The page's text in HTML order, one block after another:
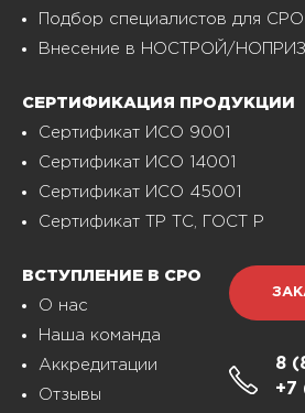
Подбор специалистов для СРО
Внесение в НОСТРОЙ/НОПРИЗ
СЕРТИФИКАЦИЯ ПРОДУКЦИИ
Сертификат ИСО 9001
Сертификат ИСО 14001
Сертификат ИСО 45001
Сертификат ТР ТС, ГОСТ Р
ВСТУПЛЕНИЕ В СРО
О нас
Наша команда
Аккредитации
Отзывы
8
+7